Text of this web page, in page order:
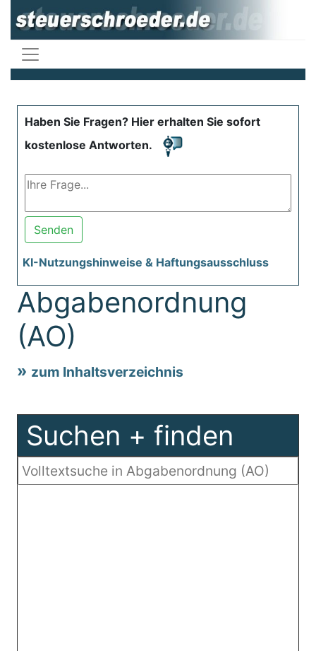
Haben Sie Fragen? Hier erhalten Sie sofort
kostenlose Antworten.
Senden
KI-Nutzungshinweise & Haftungsausschluss
Abgabenordnung
(AO)
zum Inhaltsverzeichnis
Suchen + finden